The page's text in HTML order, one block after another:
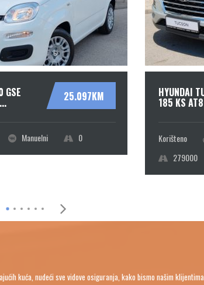
25.097KM
GSE
Manuelni 0
HYUNDAI
185 KS
Korišteno
279000
kuća, nudeći sve vidove osiguranja, kako bismo našim